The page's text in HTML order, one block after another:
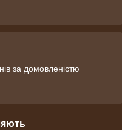
за домовленістю